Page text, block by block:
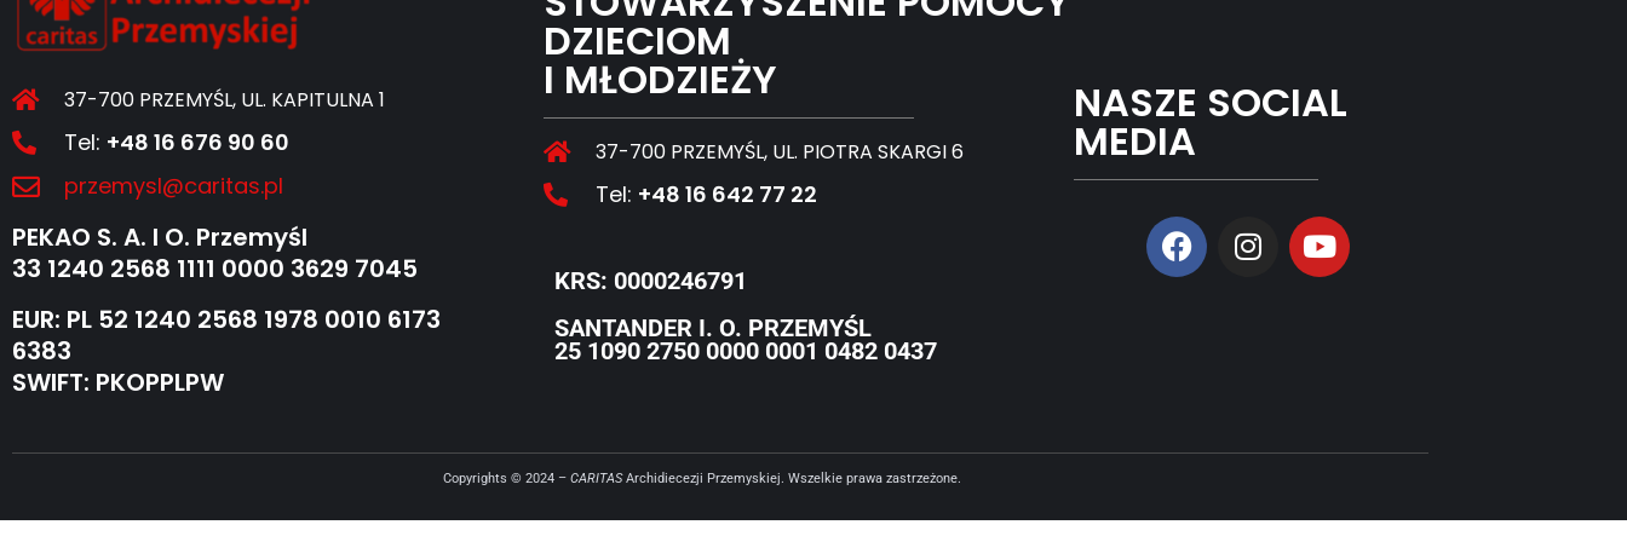
37-700 PRZEMYŚL, UL. KAPITULNA 1
Tel: +48 16 676 90 60
przemysl@caritas.pl
PEKAO S. A. I O. Przemyśl
33 1240 2568 1111 0000 3629 7045
EUR: PL 52 1240 2568 1978 0010 6173
6383
SWIFT: PKOPPLPW
DZIECIOM
I MŁODZIEŻY
37-700 PRZEMYŚL, UL. PIOTRA SKARGI 6
Tel: +48 16 642 77 22
KRS: 0000246791
SANTANDER I. O. PRZEMYŚL
25 1090 2750 0000 0001 0482 0437
NASZE SOCIAL
MEDIA
Copyrights © 2024 – CARITASArchidiecezji Przemyskiej. Wszelkie prawa zastrzeżone.